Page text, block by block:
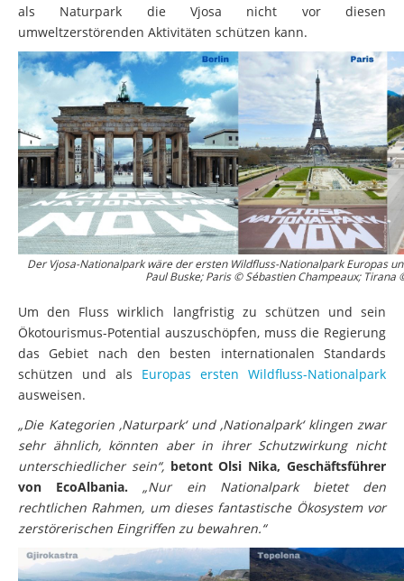
als Naturpark die Vjosa nicht vor diesen
umweltzerstörenden Aktivitäten schützen kann.
Der Vjosa-Nationalpark wäre der ersten Wildfluss-Nationalpark Europas
Paul Buske; Paris © Sébastien Champeaux;
Um den Fluss wirklich langfristig zu schützen und sein
Ökotourismus-Potential auszuschöpfen, muss die Regierung
das Gebiet nach den besten internationalen Standards
schützen und als Europas ersten Wildfluss-Nationalpark
ausweisen.
„Die Kategorien ‚Naturpark‘ und ‚Nationalpark‘ klingen zwar
sehr ähnlich, könnten aber in ihrer Schutzwirkung nicht
unterschiedlicher sein“, betont Olsi Nika, Geschäftsführer
von EcoAlbania.
„Nur ein Nationalpark bietet den
rechtlichen Rahmen, um dieses fantastische Ökosystem vor
zerstörerischen Eingriffen zu bewahren.“